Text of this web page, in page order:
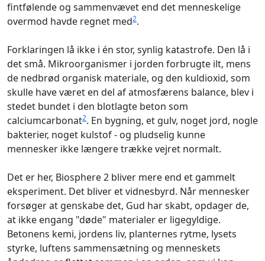
fintfølende og sammenvævet end det menneskelige
overmod havde regnet med2.
Forklaringen lå ikke i én stor, synlig katastrofe. Den lå i
det små. Mikroorganismer i jorden forbrugte ilt, mens
de nedbrød organisk materiale, og den kuldioxid, som
skulle have været en del af atmosfærens balance, blev i
stedet bundet i den blotlagte beton som
calciumcarbonat2. En bygning, et gulv, noget jord, nogle
bakterier, noget kulstof - og pludselig kunne
mennesker ikke længere trække vejret normalt.
Det er her, Biosphere 2 bliver mere end et gammelt
eksperiment. Det bliver et vidnesbyrd. Når mennesker
forsøger at genskabe det, Gud har skabt, opdager de,
at ikke engang "døde" materialer er ligegyldige.
Betonens kemi, jordens liv, planternes rytme, lysets
styrke, luftens sammensætning og menneskets